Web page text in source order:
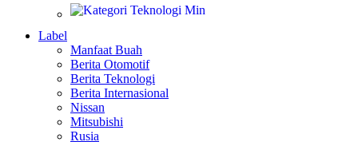
Label
Manfaat Buah
Berita Otomotif
Berita Teknologi
Berita Internasional
Nissan
Mitsubishi
Rusia